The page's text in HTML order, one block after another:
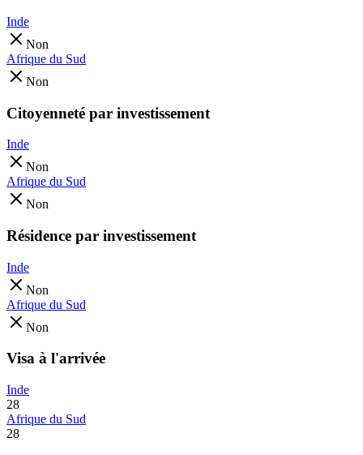
Inde
Non
Afrique du Sud
Non
Citoyenneté par investissement
Inde
Non
Afrique du Sud
Non
Résidence par investissement
Inde
Non
Afrique du Sud
Non
Visa à l'arrivée
Inde
28
Afrique du Sud
28